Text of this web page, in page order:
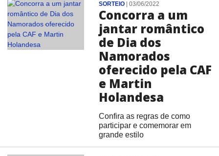
SORTEIO| 03/06/2022
Concorra a um
jantar romântico
de Dia dos
Namorados
oferecido pela CAF
e Martin
Holandesa
Confira as regras de como
participar e comemorar em
grande estilo